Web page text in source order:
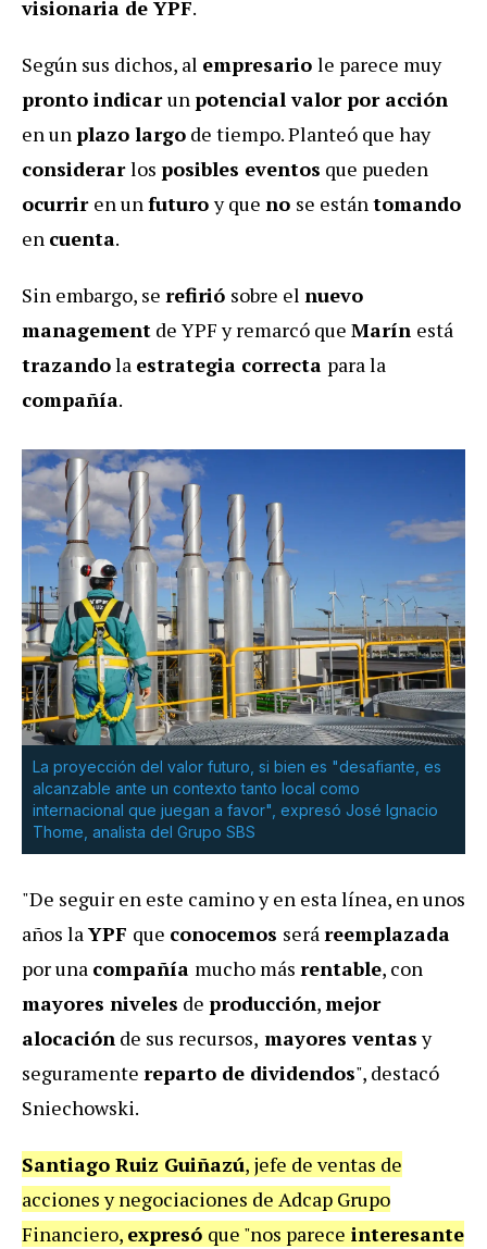
visionaria de YPF.
Según sus dichos, al empresario le parece muy
pronto indicarunpotencial valor por acción
en unplazo largo de tiempo. Planteó que hay
considerarlos posibles eventos que pueden
ocurrir en unfuturoy que no se estántomando
en cuenta.
Sin embargo, se refirió sobre el nuevo
management de YPF y remarcó que Marín está
trazandola estrategia correcta para la
compañía.
La proyección del valor futuro, si bien es "desafiante, es
alcanzable ante un contexto tanto local como
internacional que juegan a favor", expresó José Ignacio
Thome, analista del Grupo SBS
"De seguir en este camino y en esta línea, en unos
años laYPF que conocemos seráreemplazada
por una compañía mucho más rentable, con
mayores niveles de producción,mejor
alocación de sus recursos, mayores ventasy
seguramente reparto de dividendos", destacó
Sniechowski.
Santiago Ruiz Guiñazú, jefe de ventas de
acciones y negociaciones de Adcap Grupo
Financiero, expresó que "nos parece interesante